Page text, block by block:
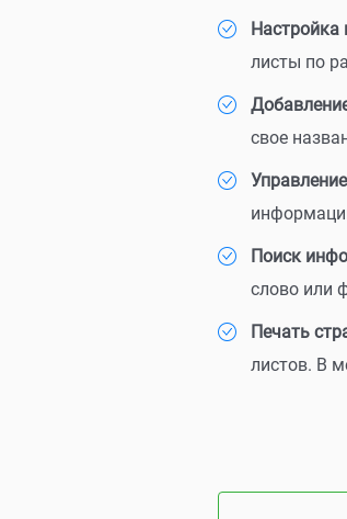
Настройка
листы по
свое
Поиск
слово или
Печать
листов. В